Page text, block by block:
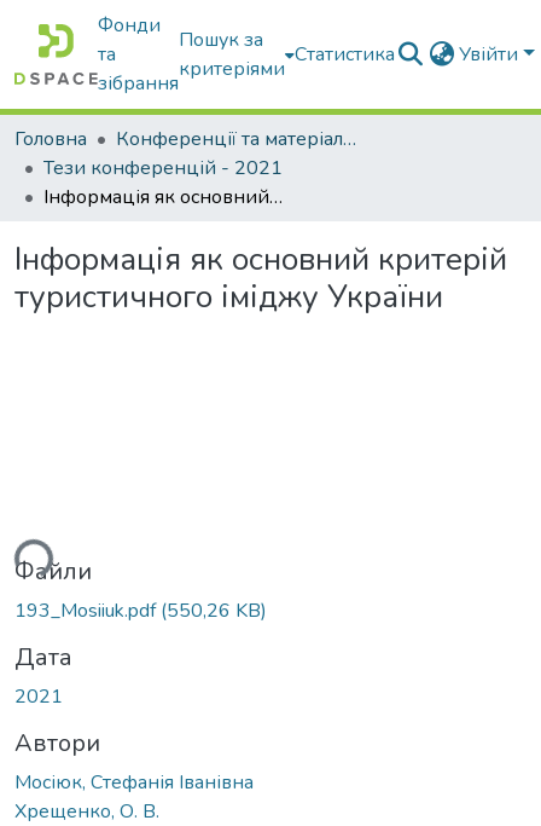
Фонди
та
зібрання
Пошук за
критеріями
Статистика Увійти
Головна
Конференції та матеріали конференцій
Тези конференцій - 2021
Інформація як основний критерій туристичного іміджу України
Інформація як основний критерій
туристичного іміджу України
Файли
193_Mosiiuk.pdf(550,26 KB)
Дата
2021
Автори
Мосіюк, Стефанія Іванівна
Хрещенко, О. В.